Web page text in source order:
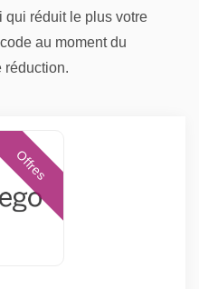
qui réduit le plus votre
au moment du
réduction.
Offres